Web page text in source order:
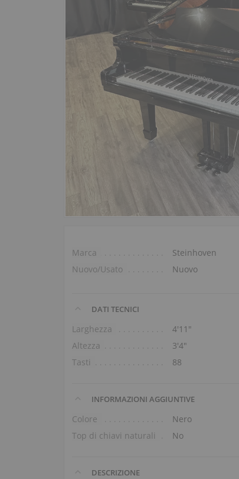
Marca Steinhoven
Nuovo/Usato
Nuovo
DATI TECNICI
Larghezza 4′11″
Altezza
3′4″
Tasti
88
INFORMAZIONI AGGIUNTIVE
Colore Nero
Top di chiavi naturali
No
DESCRIZIONE